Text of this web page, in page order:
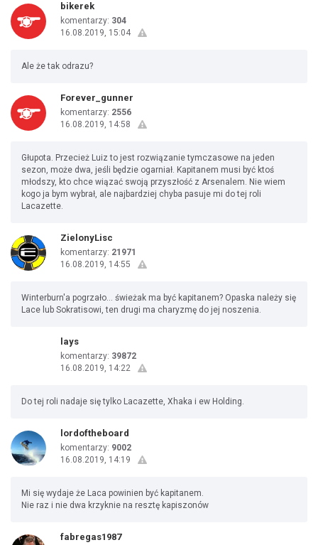
bikerek
komentarzy: 304
16.08.2019, 15:04
Ale że tak odrazu?
Forever_gunner
komentarzy: 2556
16.08.2019, 14:58
Głupota. Przecież Luiz to jest rozwiązanie tymczasowe na jeden
sezon, może dwa, jeśli będzie ogarniał. Kapitanem musi być ktoś
młodszy, kto chce wiązać swoją przyszłość z Arsenalem. Nie wiem
kogo ja bym wybrał, ale najbardziej chyba pasuje mi do tej roli
Lacazette.
ZielonyLisc
komentarzy: 21971
16.08.2019, 14:55
Winterburn'a pogrzało... świeżak ma być kapitanem? Opaska należy się
Lace lub Sokratisowi, ten drugi ma charyzmę do jej noszenia.
lays
komentarzy: 39872
16.08.2019, 14:22
Do tej roli nadaje się tylko Lacazette, Xhaka i ew Holding.
lordoftheboard
komentarzy: 9002
16.08.2019, 14:19
Mi się wydaje że Laca powinien być kapitanem.
Nie raz i nie dwa krzyknie na resztę kapiszonów
fabregas1987